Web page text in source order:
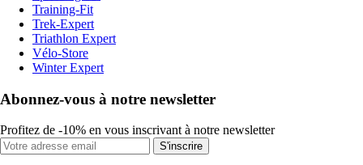
Training-Fit
Trek-Expert
Triathlon Expert
Vélo-Store
Winter Expert
Abonnez-vous à notre newsletter
Profitez de -10% en vous inscrivant à notre newsletter
S'inscrire